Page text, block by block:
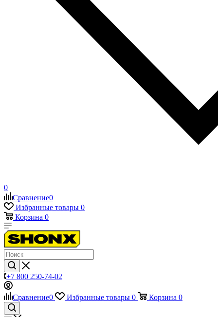
0
Сравнение0
Избранные товары 0
Корзина 0
+7 800 250-74-02
Сравнение0 Избранные товары 0 Корзина 0